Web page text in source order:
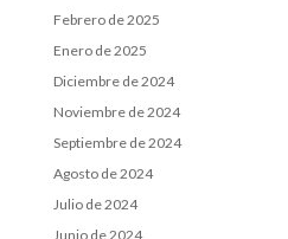
Febrero de 2025
Enero de 2025
Diciembre de 2024
Noviembre de 2024
Septiembre de 2024
Agosto de 2024
Julio de 2024
Junio de 2024